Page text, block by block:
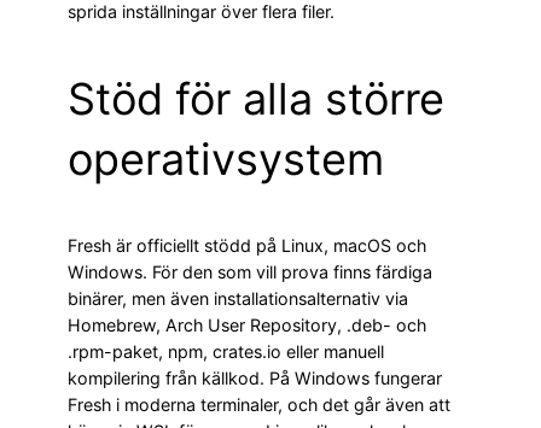
sprida inställningar över flera filer.
Stöd för alla större
operativsystem
Fresh är officiellt stödd på Linux, macOS och
Windows. För den som vill prova finns färdiga
binärer, men även installationsalternativ via
Homebrew, Arch User Repository, .deb- och
.rpm-paket, npm, crates.io eller manuell
kompilering från källkod. På Windows fungerar
Fresh i moderna terminaler, och det går även att